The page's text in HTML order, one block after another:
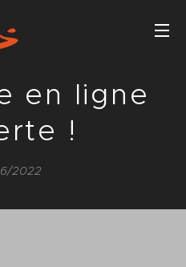
en ligne
!
2022